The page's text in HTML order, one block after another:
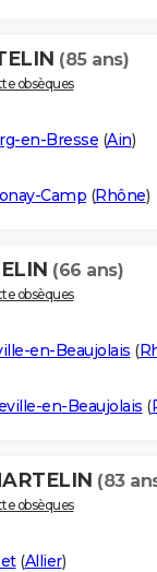
(85 ans)
obsèques
en-Bresse (Ain)
Camp (Rhône)
(66 ans)
obsèques
en-Beaujolais (
en-Beaujolais (
(83
obsèques
(Allier)